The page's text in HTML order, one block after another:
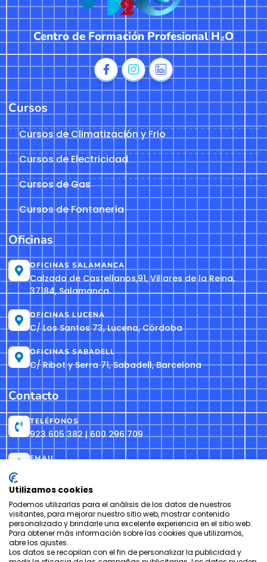
Centro de Formación Profesional H₂O
Cursos
Cursos de Climatización y Frio
Cursos de Electricidad
Cursos de Gas
Cursos de Fontanería
Oficinas
OFICINAS SALAMANCA
Calzada de Castellanos,91, Villares de la Reina,
37184, Salamanca.
OFICINAS LUCENA
C/ Los Santos 73, Lucena, Córdoba
OFICINAS SABADELL
C/ Ribot y Serra 71, Sabadell, Barcelona
Contacto
TELÉFONOS
923 605 382 | 600 296 709
EMAIL
Copyright © Centro de Formación Profesional H₂O 1998 –2026
Aviso Legal Política de Privacidad Política de Cookies
Utilizamos cookies
Podemos utilizarlas para el análisis de los datos de nuestros
visitantes, para mejorar nuestro sitio web, mostrar contenido
personalizado y brindarle una excelente experiencia en el sitio web.
Para obtener más información sobre las cookies que utilizamos,
abre los ajustes.
Los datos se recopilan con el fin de personalizar la publicidad y